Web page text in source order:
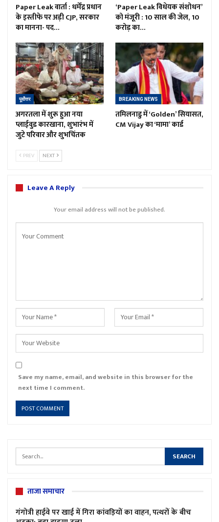
Paper Leak वार्ता : धर्मेंद्र प्रधान
के इस्तीफे पर अड़ी CJP, सरकार
का मानना- पद…
‘Paper Leak विधेयक संशोधन’
को मंजूरी : 10 साल की जेल, 10
करोड़ का…
पूर्वोत्तर
अगरतला में शुरू हुआ नया
प्लाईवुड कारखाना, शुभारंभ में
जुटे परिवार और शुभचिंतक
BREAKING NEWS
तमिलनाडु में ‘Golden’ सियासत,
CM Vijay का ‘मामा’ कार्ड
PREV NEXT
Leave A Reply
Your email address will not be published.
Save my name, email, and website in this browser for the
next time I comment.
ताजा समाचार
गंगोत्री हाईवे पर खाई में गिरा कांवड़ियों का वाहन, पत्थरों के बीच